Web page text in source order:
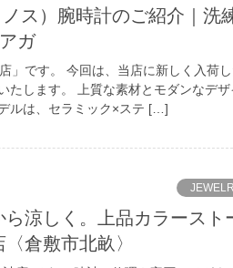
ス）腕時計のご紹介｜洗
ガ
」です。 今回は、当店に新しく入荷し
たします。 上質な素材とモダンなデザ
ルは、セラミック×ステ […]
ら涼しく。上品カラースト
倉敷市北畝〉